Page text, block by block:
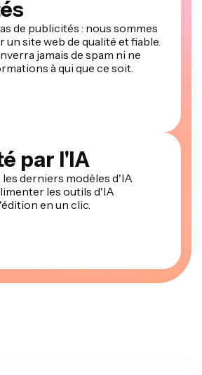
de publicités : nous sommes
un site web de qualité et fiable.
jamais de spam ni ne
à qui que ce soit.
par l'IA
derniers modèles d'IA
les outils d'IA
en un clic.